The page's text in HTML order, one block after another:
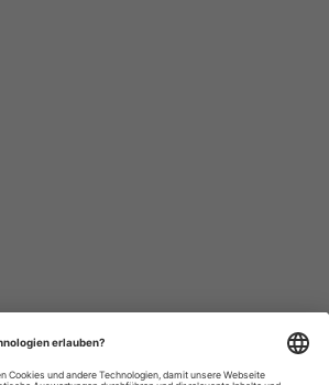
Datenschutzhinweise